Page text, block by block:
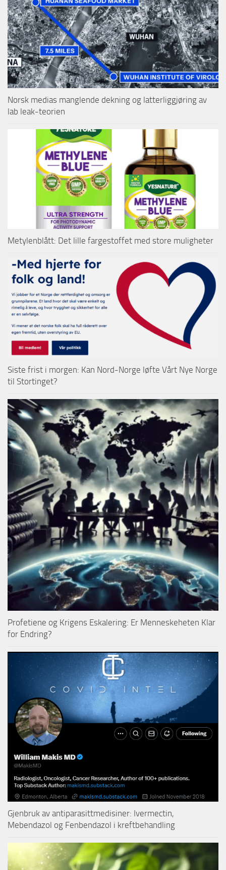
Norsk medias manglende dekning og latterliggjøring av
lab leak-teorien
Metylenblått: Det lille fargestoffet med store muligheter
Siste frist i morgen: Kan Nord-Norge løfte Vårt Nye Norge
til Stortinget?
Profetiene og Krigens Eskalering: Er Menneskeheten Klar
for Endring?
Gjenbruk av antiparasittmedisiner: Ivermectin,
Mebendazol og Fenbendazol i kreftbehandling